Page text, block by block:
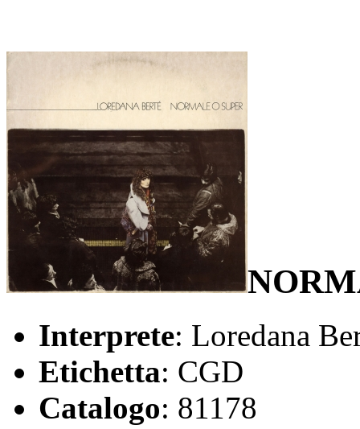
Interprete: Loredana
Etichetta: CGD
Catalogo: 81178